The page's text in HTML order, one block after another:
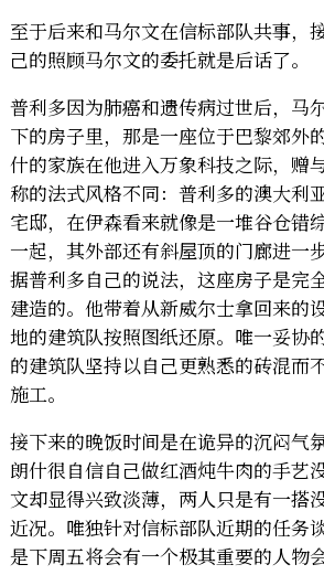
至于后来和马尔文在信标部队共事，
己的照顾马尔文的委托就是后话了。
普利多因为肺癌和遗传病过世后，马
下的房子里，那是一座位于巴黎郊外
什的家族在他进入万象科技之际，赠
称的法式风格不同：普利多的澳大利
宅邸，在伊森看来就像是一堆谷仓错
一起，其外部还有斜屋顶的门廊进一
据普利多自己的说法，这座房子是完
建造的。他带着从新威尔士拿回来的
地的建筑队按照图纸还原。唯一妥协
的建筑队坚持以自己更熟悉的砖混而
施工。
接下来的晚饭时间是在诡异的沉闷气
朗什很自信自己做红酒炖牛肉的手艺
文却显得兴致淡薄，两人只是有一搭
近况。唯独针对信标部队近期的任务
是下周五将会有一个极其重要的人物